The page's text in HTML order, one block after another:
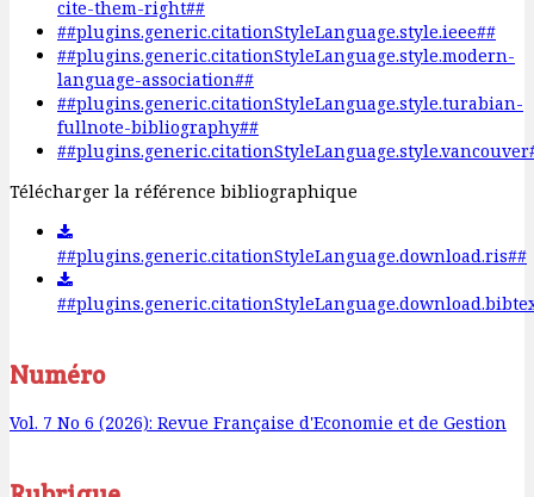
cite-them-right##
##plugins.generic.citationStyleLanguage.style.ieee##
##plugins.generic.citationStyleLanguage.style.modern-
language-association##
##plugins.generic.citationStyleLanguage.style.turabian-
fullnote-bibliography##
Télécharger la référence bibliographique
##plugins.generic.citationStyleLanguage.download.ris##
Numéro
Vol. 7 No 6 (2026): Revue Française d'Economie et de Gestion